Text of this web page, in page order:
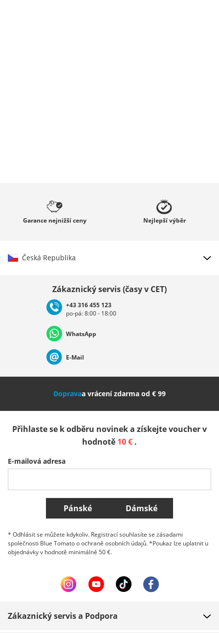
Garance nejnižší ceny Nejlepšívýběr
Česká Republika
Deutschland Österreich
Nederland Italia (Italiano) Italien (Deutsch)
Slovenija
Belgique (Français) Danmark Norge
Všechny země
Zákaznický servis (časy v CET)
+43 316 455 123
po-pá: 8:00 - 18:00
WhatsApp
E-Mail
Dopravaa vrácení zdarma od € 99
Přihlaste se k odběru novinek a získejte voucher v
hodnotě 10 € .
E-mailová adresa
Pánské Dámské
* Odhlásit se můžete kdykoliv. Registrací souhlasíte se zásadami
společnosti Blue Tomato o ochraně osobních údajů. *Poukaz lze uplatnit u
objednávky v hodnotě minimálně 50 €.
Zákaznický servis a Podpora